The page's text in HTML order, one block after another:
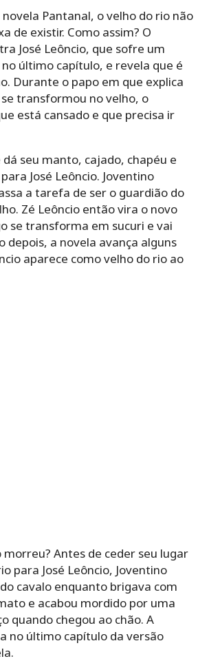
Pantanal, o velho do rio não
de existir. Como assim? O
José Leôncio, que sofre um
último capítulo, e revela que é
Durante o papo em que explica
transformou no velho, o
está cansado e que precisa ir
dá seu manto, cajado, chapéu e
José Leôncio. Joventino
a tarefa de ser o guardião do
Zé Leôncio então vira o novo
se transforma em sucuri e vai
depois, a novela avança alguns
aparece como velho do rio ao
morreu? Antes de ceder seu lugar
para José Leôncio, Joventino
cavalo enquanto brigava com
e acabou mordido por uma
quando chegou ao chão. A
no último capítulo da versão